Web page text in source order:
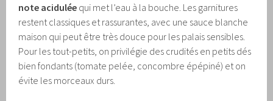
note acidulée qui met l’eau à la bouche. Les garnitures
restent classiques et rassurantes, avec une sauce blanche
maison qui peut être très douce pour les palais sensibles.
Pour les tout-petits, on privilégie des crudités en petits dés
bien fondants (tomate pelée, concombre épépiné) et on
évite les morceaux durs.